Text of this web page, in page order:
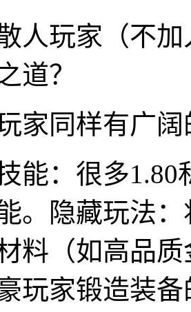
人玩家（不
道？
家同样有广
能：很多
。隐藏玩法
料（如高品
玩家锻造装